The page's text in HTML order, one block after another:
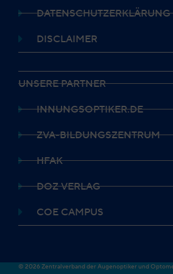
DATENSCHUTZERKLÄRUNG
DISCLAIMER
UNSERE PARTNER
INNUNGSOPTIKER.DE
ZVA-BILDUNGSZENTRUM
HFAK
DOZ VERLAG
COE CAMPUS
© 2026 Zentralverband der Augenoptiker und